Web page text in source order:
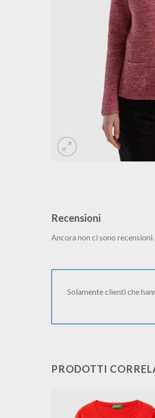
Recensioni
Ancora non ci sono recensioni.
Solamente clienti che
PRODOTTI